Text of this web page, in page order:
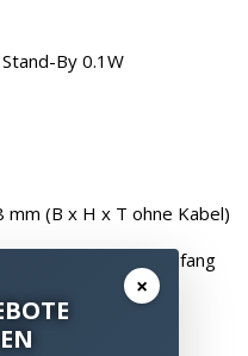
By 0.1W
(B x H x T ohne Kabel)
im Lieferumfang
×